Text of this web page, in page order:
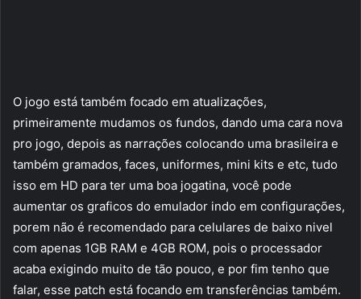
O jogo está também focado em atualizações,
primeiramente mudamos os fundos, dando uma cara nova
pro jogo, depois as narrações colocando uma brasileira e
também gramados, faces, uniformes, mini kits e etc, tudo
isso em HD para ter uma boa jogatina, você pode
aumentar os graficos do emulador indo em configurações,
porem não é recomendado para celulares de baixo nivel
com apenas 1GB RAM e 4GB ROM, pois o processador
acaba exigindo muito de tão pouco, e por fim tenho que
falar, esse patch está focando em transferências também.